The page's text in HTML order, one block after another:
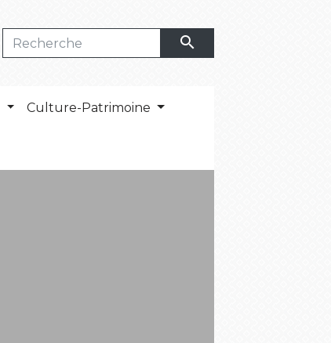
search
Culture-Patrimoine